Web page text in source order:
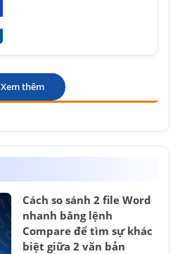
Xem thêm
Cách so sánh 2 file Word
nhanh bằng lệnh
Compare để tìm sự khác
biệt giữa 2 văn bản